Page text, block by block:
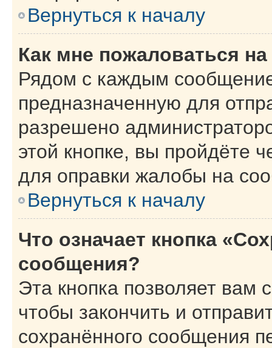
Вернуться к началу
Как мне пожаловаться
Рядом с каждым
предназначенную для
разрешено
этой кнопке, вы пройдёте
для оправки жалобы на
Вернуться к началу
Что означает кнопка
сообщения?
Эта кнопка позволяет вам
чтобы закончить и
сохранённого сообщения